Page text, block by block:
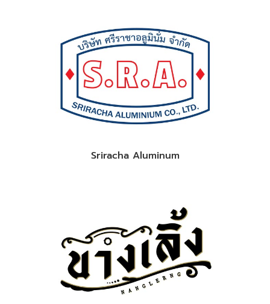
Sriracha Aluminum